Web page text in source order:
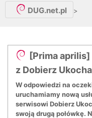
DUG.net.pl >
[Prima
z Dobierz
W odpowiedzi na
uruchamiamy nową
serwisowi Dobierz
swoją drugą połówkę.